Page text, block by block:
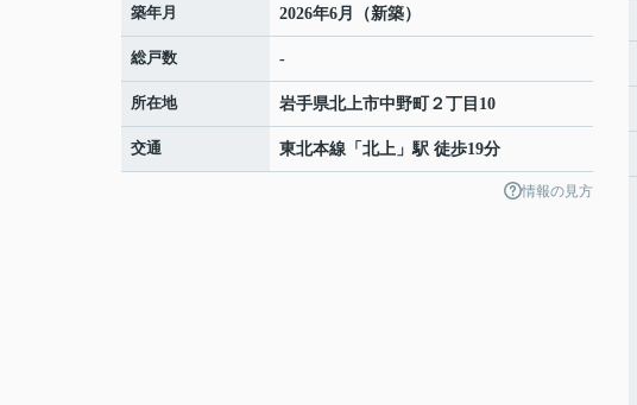
築年月 2026年6月（新築）
総戸数 -
所在地 岩手県北上市中野町 ２丁目10
交通 東北本線 「 北上 」駅 徒歩19分
情報の見方